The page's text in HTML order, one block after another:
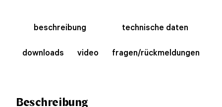
beschreibung technische daten
downloads video fragen/rückmeldungen
Beschreibung